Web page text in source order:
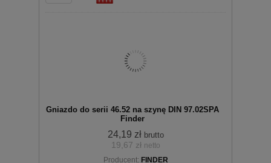
Gniazdo do serii 46.52 na szynę DIN 97.02SPA
Finder
24,19 zł brutto
19,67 zł netto
Producent: FINDER